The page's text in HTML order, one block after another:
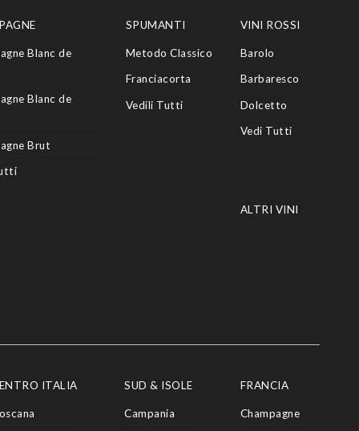
Blanc de
Blanc de
Brut
SPUMANTI
Metodo Classico
Franciacorta
Vedili Tutti
VINI ROSSI
Barolo
Barbaresco
Dolcetto
Vedi Tutti
ALTRI VINI
ITALIA SUD & ISOLE
Campania
FRANCIA
Champagne